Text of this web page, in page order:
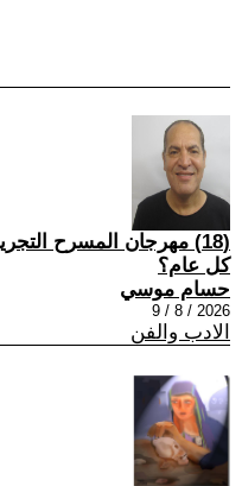
(18) مهرجان المسرح
كل عام؟
حسام موسي
2026 / 8 / 9
الادب والفن